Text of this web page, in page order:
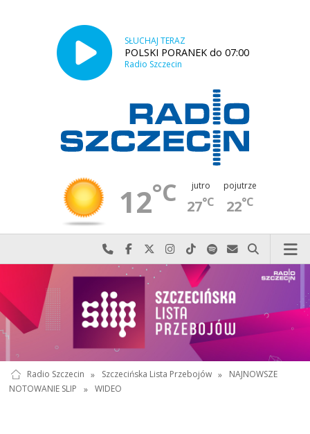
SŁUCHAJ TERAZ
POLSKI PORANEK do 07:00
Radio Szczecin
12°C jutro
27°C
pojutrze
22°C
Najlepiej po prostu do nas zadzwoń
Odwiedź nas na Facebook-u
Odwiedź nas na X
Odwiedź nas na Instagram-ie
Odwiedź nas na TikTok-u
Szukaj nas na Spotify
Wyślij do nas
Szukaj
Radio Szczecin » Szczecińska Lista Przebojów »
NAJNOWSZE
NOTOWANIE SLIP
» WIDEO